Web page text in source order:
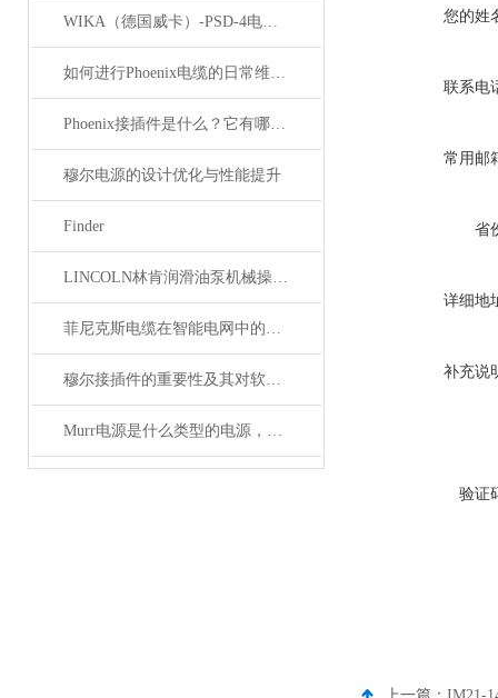
WIKA（德国威卡）-PSD-4电子压力开关
如何进行Phoenix电缆的日常维护和保养？
Phoenix接插件是什么？它有哪些应用？
穆尔电源的设计优化与性能提升
Finder
LINCOLN林肯润滑油泵机械操作原理
菲尼克斯电缆在智能电网中的应用
穆尔接插件的重要性及其对软件开发的影响
Murr电源是什么类型的电源，主要用于哪些领域？
您的姓
联系电
常用邮
省
详细地
补充说
验证